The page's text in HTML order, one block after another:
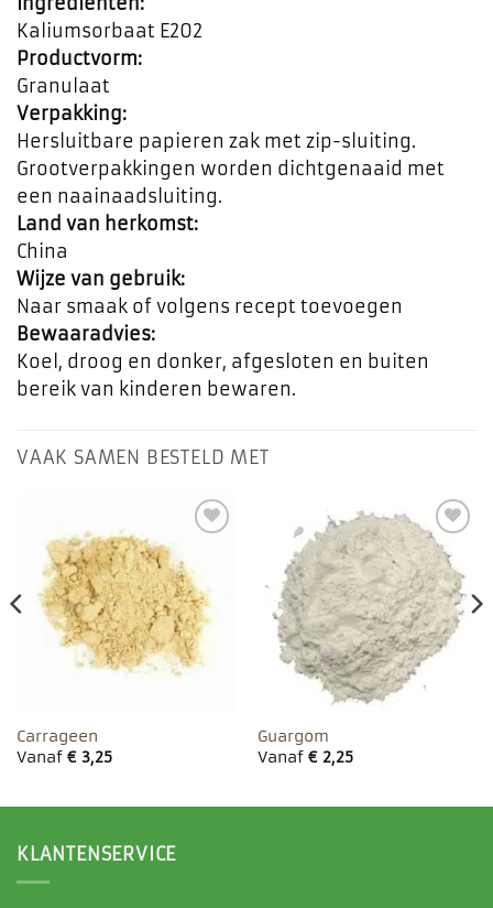
Kaliumsorbaat E202
Productvorm:
Granulaat
Verpakking:
Hersluitbare papieren zak met zip-sluiting.
Grootverpakkingen worden dichtgenaaid met
een naainaadsluiting.
Land van herkomst:
China
Wijze van gebruik:
Naar smaak of volgens recept toevoegen
Bewaaradvies:
Koel, droog en donker, afgesloten en buiten
bereik van kinderen bewaren.
VAAK SAMEN BESTELD MET
Toevoegen
aan
favorieten
Carrageen
Vanaf €3,25
Toevoegen
aan
favorieten
Guargom
Vanaf €2,25
KLANTENSERVICE